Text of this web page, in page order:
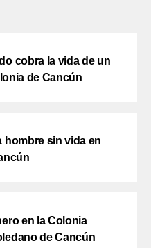
cobra la vida de un
de Cancún
hombre sin vida en
en la Colonia
de Cancún